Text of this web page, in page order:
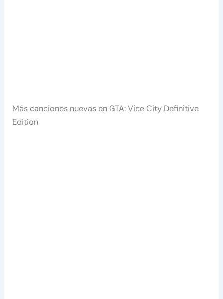
Más canciones nuevas en GTA: Vice City Definitive
Edition